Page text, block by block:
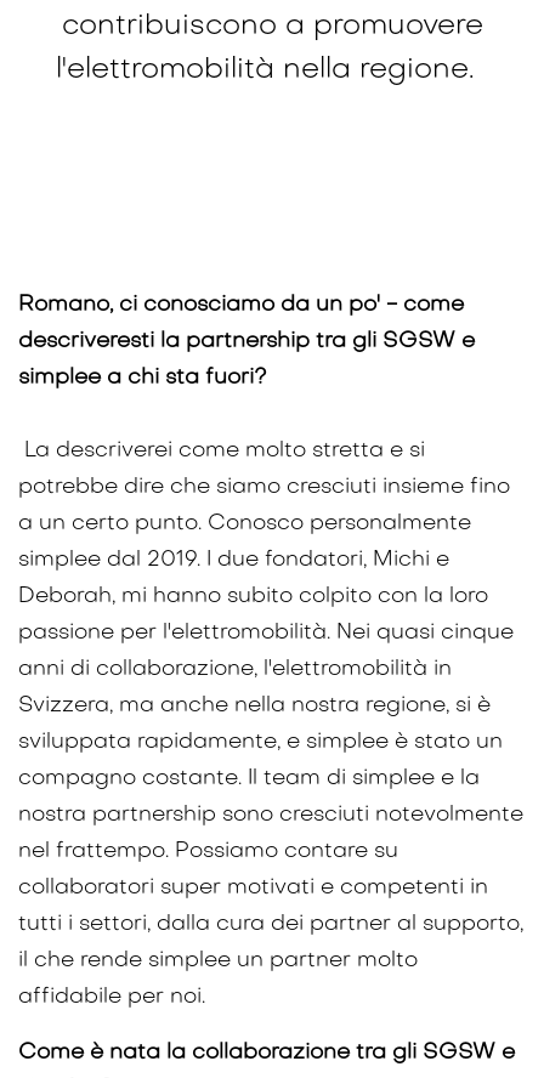
contribuiscono a promuovere
l'elettromobilità nella regione.
Romano, ci conosciamo da un po' - come
descriveresti la partnership tra gli SGSW e
simplee a chi sta fuori?
La descriverei come molto stretta e si
potrebbe dire che siamo cresciuti insieme fino
a un certo punto. Conosco personalmente
simplee dal 2019. I due fondatori, Michi e
Deborah, mi hanno subito colpito con la loro
passione per l'elettromobilità. Nei quasi cinque
anni di collaborazione, l'elettromobilità in
Svizzera, ma anche nella nostra regione, si è
sviluppata rapidamente, e simplee è stato un
compagno costante. Il team di simplee e la
nostra partnership sono cresciuti notevolmente
nel frattempo. Possiamo contare su
collaboratori super motivati e competenti in
tutti i settori, dalla cura dei partner al supporto,
il che rende simplee un partner molto
affidabile per noi.
Come è nata la collaborazione tra gli SGSW e